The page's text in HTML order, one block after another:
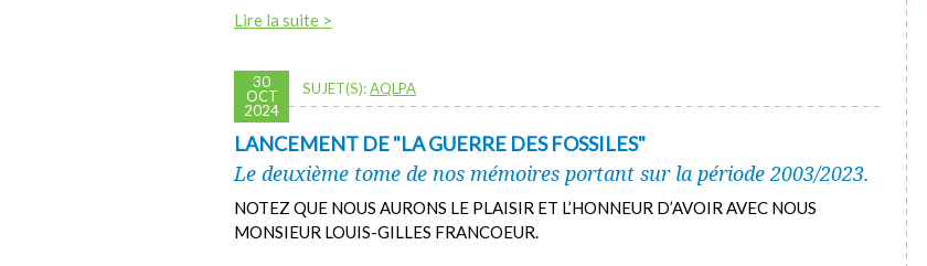
Lire la suite >
30
OCT
2024
SUJET(S):AQLPA
LANCEMENT DE "LA GUERRE DES FOSSILES"
Le deuxième tome de nos mémoires portant sur la période 2003/2023.
NOTEZ QUE NOUS AURONS LE PLAISIR ET L’HONNEUR D’AVOIR AVEC NOUS
MONSIEUR LOUIS-GILLES FRANCOEUR.